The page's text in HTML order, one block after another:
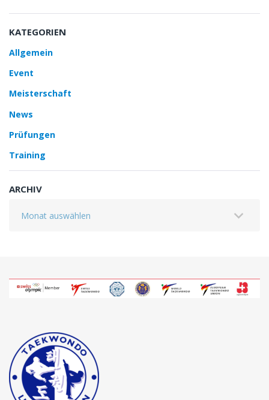
KATEGORIEN
Allgemein
Event
Meisterschaft
News
Prüfungen
Training
ARCHIV